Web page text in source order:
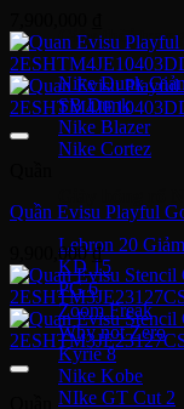
Giày thời trang
Nike Dunk
SB Dunk
Nike Blazer
Nike Cortez
Lebron 20
KD 15
PG 6
Zoom Freak
Why not Zero
Kyrie 8
Nike Kobe
NIke GT Cut 2
Quần Evisu Playful
9,900,000₫